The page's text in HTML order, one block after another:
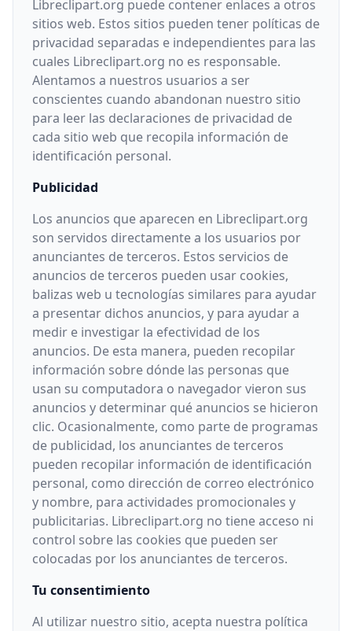
Libreclipart.org puede contener enlaces a otros
sitios web. Estos sitios pueden tener políticas de
privacidad separadas e independientes para las
cuales Libreclipart.org no es responsable.
Alentamos a nuestros usuarios a ser
conscientes cuando abandonan nuestro sitio
para leer las declaraciones de privacidad de
cada sitio web que recopila información de
identificación personal.
Publicidad
Los anuncios que aparecen en Libreclipart.org
son servidos directamente a los usuarios por
anunciantes de terceros. Estos servicios de
anuncios de terceros pueden usar cookies,
balizas web u tecnologías similares para ayudar
a presentar dichos anuncios, y para ayudar a
medir e investigar la efectividad de los
anuncios. De esta manera, pueden recopilar
información sobre dónde las personas que
usan su computadora o navegador vieron sus
anuncios y determinar qué anuncios se hicieron
clic. Ocasionalmente, como parte de programas
de publicidad, los anunciantes de terceros
pueden recopilar información de identificación
personal, como dirección de correo electrónico
y nombre, para actividades promocionales y
publicitarias. Libreclipart.org no tiene acceso ni
control sobre las cookies que pueden ser
colocadas por los anunciantes de terceros.
Tu consentimiento
Al utilizar nuestro sitio, acepta nuestra política